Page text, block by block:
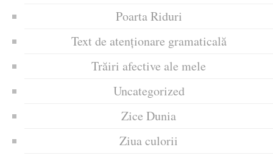
Poarta Riduri
Text de atenționare gramaticală
Trăiri afective ale mele
Uncategorized
Zice Dunia
Ziua culorii